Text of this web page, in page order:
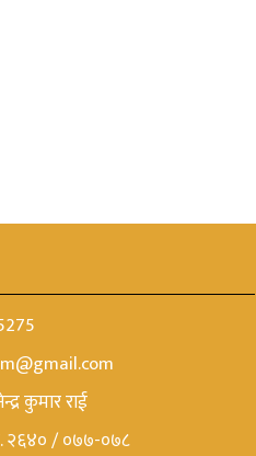
कुमार राई
२६४० / ०७७-०७८